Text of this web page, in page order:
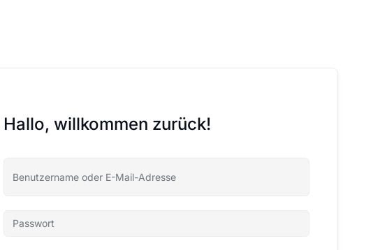
Hallo, willkommen zurück!